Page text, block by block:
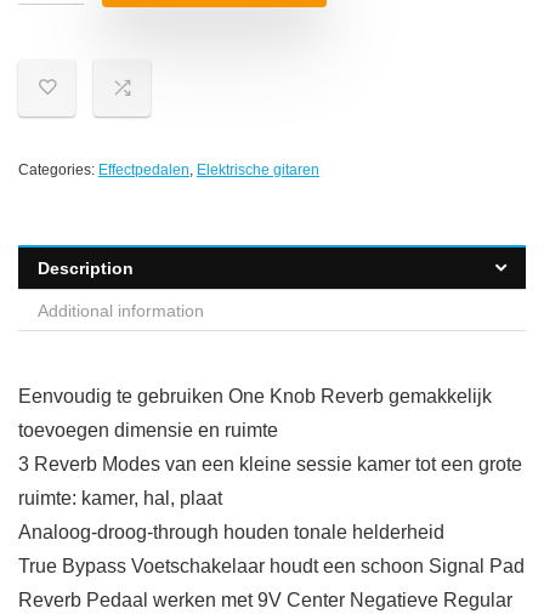
Categories: Effectpedalen, Elektrische gitaren
Description
Additional information
Eenvoudig te gebruiken One Knob Reverb gemakkelijk
toevoegen dimensie en ruimte
3 Reverb Modes van een kleine sessie kamer tot een grote
ruimte: kamer, hal, plaat
Analoog-droog-through houden tonale helderheid
True Bypass Voetschakelaar houdt een schoon Signal Pad
Reverb Pedaal werken met 9V Center Negatieve Regular